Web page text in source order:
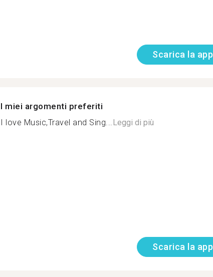
Scarica la app
I miei argomenti preferiti
I love Music,Travel and Sing...Leggi di più
Scarica la app